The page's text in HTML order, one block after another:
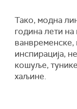
Тако, модна
година лети
инспирација,
кошуље,
хаљине.